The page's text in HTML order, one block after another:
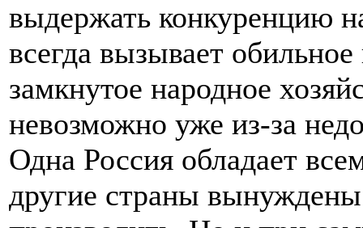
выдержать конкуренцию
всегда вызывает
замкнутое народное
невозможно уже из-за
Одна Россия обладает
другие страны